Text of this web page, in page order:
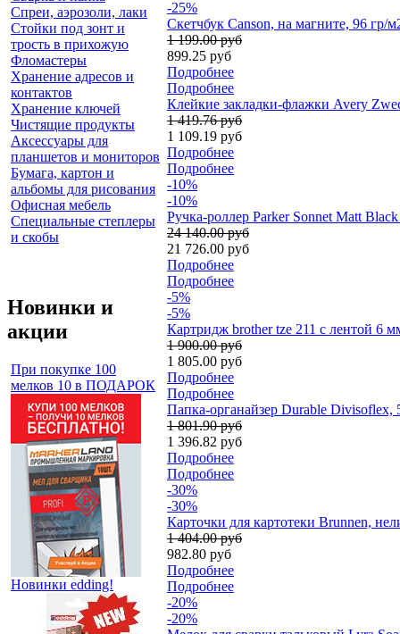
Спреи, аэрозоли, лаки
Стойки под зонт и
трость в прихожую
Фломастеры
Хранение адресов и
контактов
Хранение ключей
Чистящие продукты
Аксессуары для
планшетов и мониторов
Бумага, картон и
альбомы для рисования
Офисная мебель
Специальные степлеры
и скобы
Новинки и
акции
При покупке 100
мелков 10 в ПОДАРОК
Новинки edding!
-25%
Скетчбук Canson, на магните, 96 гр/
1 199.00 руб
899.25 руб
Подробнее
Подробнее
Клейкие закладки-флажки Avery
1 419.76 руб
1 109.19 руб
Подробнее
Подробнее
-10%
-10%
Ручка-роллер Parker Sonnet Matt
24 140.00 руб
21 726.00 руб
Подробнее
Подробнее
-5%
-5%
Картридж brother tze 211 с лентой 6
1 900.00 руб
1 805.00 руб
Подробнее
Подробнее
Папка-органайзер Durable Divisoflex,
1 801.90 руб
1 396.82 руб
Подробнее
Подробнее
-30%
-30%
Карточки для картотеки Brunnen,
1 404.00 руб
982.80 руб
Подробнее
Подробнее
-20%
-20%